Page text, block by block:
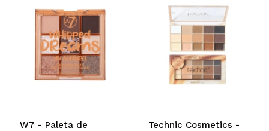
W7 - Paleta de
Technic Cosmetics -